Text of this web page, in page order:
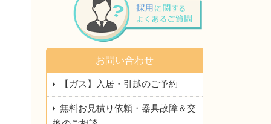
お問い合わせ
【ガス】入居・引越のご予約
無料お見積り依頼・器具故障＆交